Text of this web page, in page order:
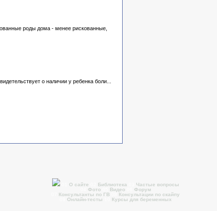
роды дома - менее рискованные,
о наличии у ребенка боли...
01 О сайте Библиотека
Частые вопросы
Фото05 Видео06 Форум
Консультанты по ГВ
Консультации по скайпу
Онлайн-тесты Курсы для беременных